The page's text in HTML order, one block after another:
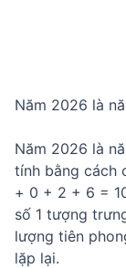
Năm 2026 là
Năm 2026 là
tính bằng cách
+ 0 + 2 + 6 =
số 1 tượng
lượng tiên
lặp lại.